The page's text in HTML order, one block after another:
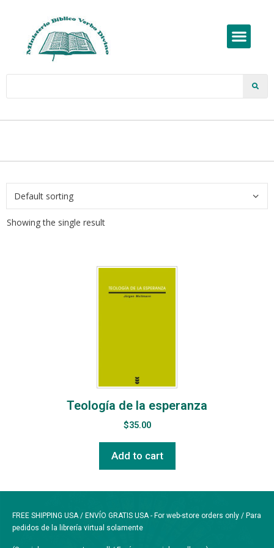
Showing the single result
Teología de la esperanza
$35.00
Add to cart
FREE SHIPPING USA / ENVÍO GRATIS USA - For web-store orders only / Para
pedidos de la librería virtual solamente